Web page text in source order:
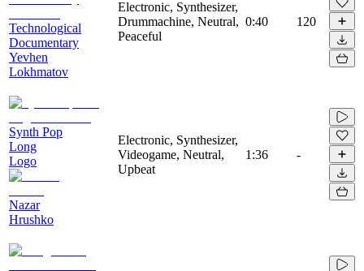
Technological
Documentary
Yevhen
Lokhmatov
Electronic, Synthesizer,
Drummachine, Neutral,
Peaceful
0:40 120
Synth Pop
Long
Logo
Nazar
Hrushko
Electronic, Synthesizer,
Videogame, Neutral,
Upbeat
1:36 -